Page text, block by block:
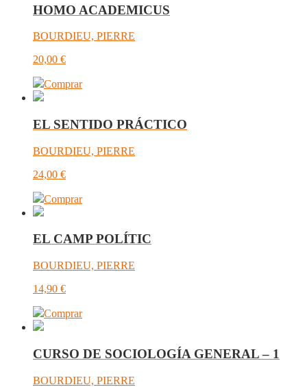
HOMO ACADEMICUS
BOURDIEU, PIERRE
20,00 €
Comprar
EL SENTIDO PRÁCTICO
BOURDIEU, PIERRE
24,00 €
Comprar
EL CAMP POLÍTIC
BOURDIEU, PIERRE
14,90 €
Comprar
CURSO DE SOCIOLOGÍA GENERAL – 1
BOURDIEU, PIERRE